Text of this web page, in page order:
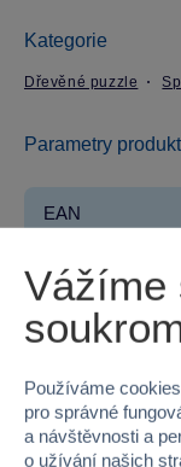
Kategorie
Dřevěné puzzle
Parametry
EAN
Kód produktu
Značka
Věk od
Vážíme
Používáme
pro správné
a návštěvnosti a
o užívání našich